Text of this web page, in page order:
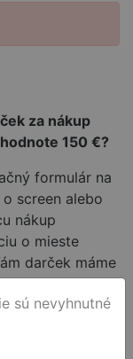
za nákup
150 €?
formulár na
screen alebo
nákup
o mieste
darček máme
sú nevyhnutné